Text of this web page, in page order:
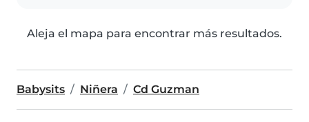
Aleja el mapa para encontrar más resultados.
Babysits Niñera Cd Guzman